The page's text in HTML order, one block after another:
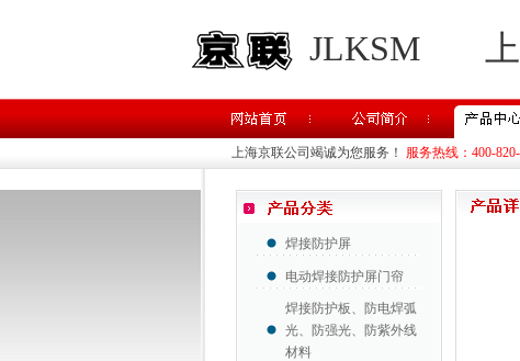
JLKSM
上海京联公司竭诚为您服务！ 服务热线：400-
焊接防护屏
电动焊接防护屏门帘
焊接防护板、防电焊弧
光、防强光、防紫外线
材料